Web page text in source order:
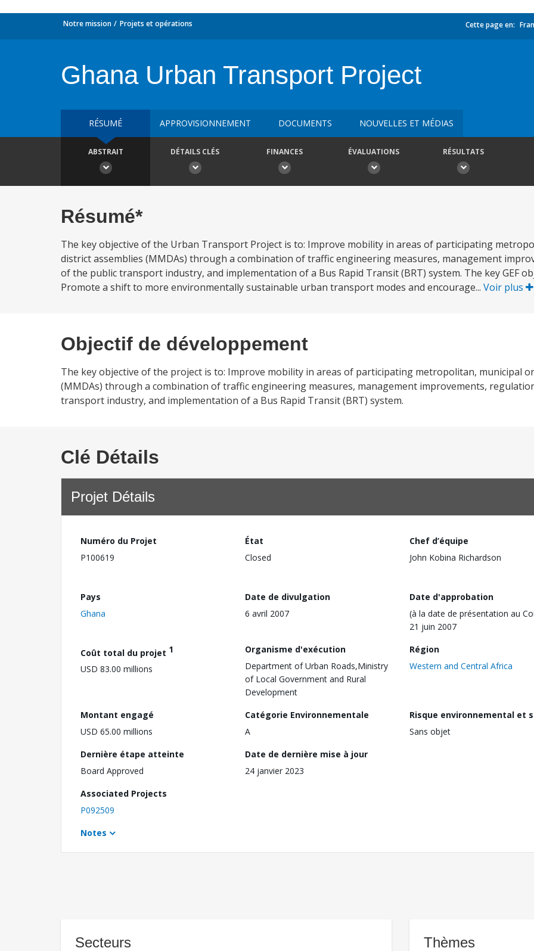
Notre mission Projets et opérations Cette page en:
Ghana Urban Transport Project
RÉSUMÉ APPROVISIONNEMENT DOCUMENTS NOUVELLES ET MÉDIAS
ABSTRAIT DÉTAILS CLÉS FINANCES ÉVALUATIONS RÉSULTATS
Résumé*
The key objective of the Urban Transport Project is to: Improve mobility in areas of participating
district assemblies (MMDAs) through a combination of traffic engineering measures, management
of the public transport industry, and implementation of a Bus Rapid Transit (BRT) system. The key GEF
Promote a shift to more environmentally sustainable urban transport modes and encourage... Voir plus
Objectif de développement
The key objective of the project is to: Improve mobility in areas of participating metropolitan, municipal
(MMDAs) through a combination of traffic engineering measures, management improvements,
transport industry, and implementation of a Bus Rapid Transit (BRT) system.
Clé Détails
Projet Détails
Numéro du Projet
P100619
État
Closed
Chef d’équipe
John Kobina Richardson
Pays
Ghana
Date de divulgation
6 avril 2007
Date d'approbation
(à la date de présentation au
21 juin 2007
Coût total du projet 1
USD 83.00 millions
Organisme d'exécution
Department of Urban Roads,Ministry
of Local Government and Rural
Development
Région
Western and Central Africa
Montant engagé
USD 65.00 millions
Catégorie Environnementale
A
Risque environnemental et
Sans objet
Dernière étape atteinte
Board Approved
Date de dernière mise à jour
24 janvier 2023
Associated Projects
P092509
Notes
Secteurs Thèmes